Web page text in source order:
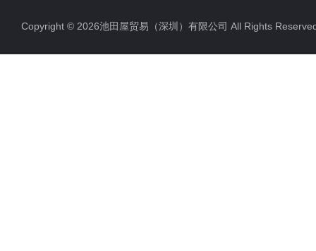
Copyright © 2026池田屋贸易（深圳）有限公司 All Rights